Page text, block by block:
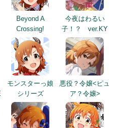
Beyond A
Crossing!
今夜はわるい
子！？ ver.KY
モンスターっ娘
シリーズ
悪役？令嬢<ピュ
ア？令嬢>